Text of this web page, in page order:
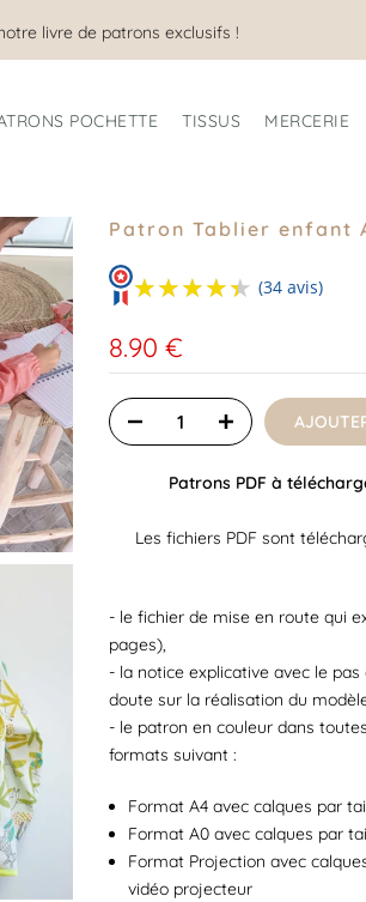
livre de patrons exclusifs !
POCHETTE TISSUS MERCERIE
Patron Tablier enfant
★★★★★
★★★★★ (34 avis)
8.90 €
Patrons PDF à
Les fichiers PDF sont
- le fichier de mise en route qui
pages),
- la notice explicative avec le
doute sur la réalisation du
- le patron en couleur dans
formats suivant :
Format A4 avec calques par
Format A0 avec calques par
Format Projection avec
vidéo projecteur